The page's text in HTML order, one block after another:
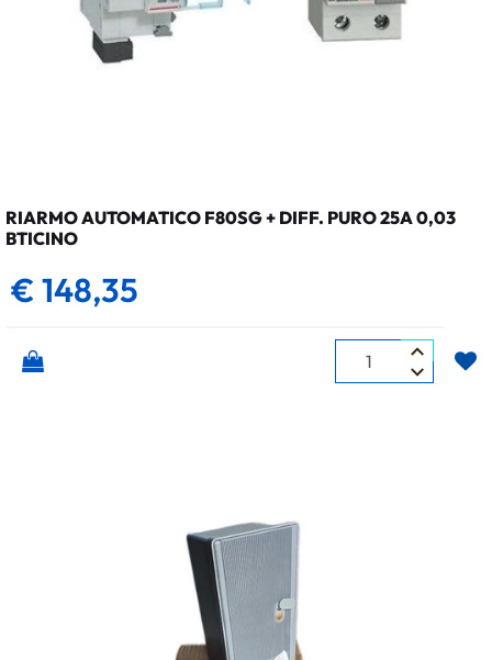
RIARMO AUTOMATICO F80SG + DIFF. PURO 25A 0,03
BTICINO
€ 148,35
Quantità